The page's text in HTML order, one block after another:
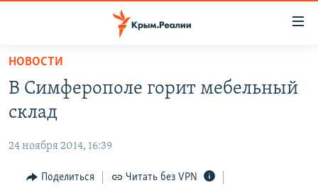
Вернуться
основному
содержанию
навигации
НОВОСТИ
СПЕЦПРОЕКТЫ
КАРТА ВОЕННЫХ ОБЪЕКТОВ КРЫМА
11 ЛЕТ ОККУПАЦИИ КРЫМА. 11 ИСТОРИЙ СОПРОТИВЛЕНИЯ
ИСТОРИЯ
ЕЩЕ
НОВОСТИ
В Симферополе горит мебельный
склад
24 ноября 2014, 16:39
Поделиться Читать без VPN